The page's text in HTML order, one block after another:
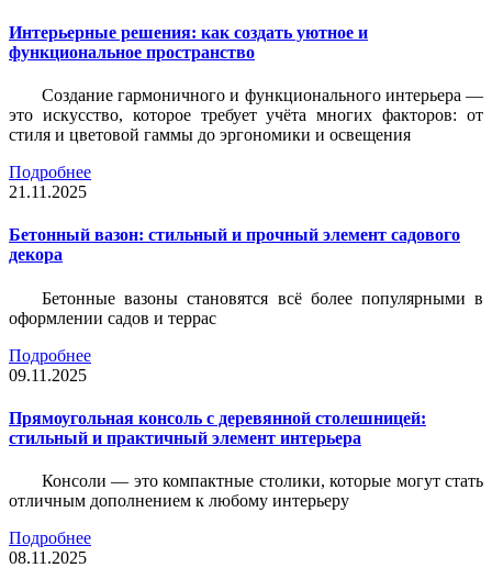
Интерьерные решения: как создать уютное и
функциональное пространство
Создание гармоничного и функционального интерьера —
это искусство, которое требует учёта многих факторов: от
стиля и цветовой гаммы до эргономики и освещения
Подробнее
21.11.2025
Бетонный вазон: стильный и прочный элемент садового
декора
Бетонные вазоны становятся всё более популярными в
оформлении садов и террас
Подробнее
09.11.2025
Прямоугольная консоль с деревянной столешницей:
стильный и практичный элемент интерьера
Консоли — это компактные столики, которые могут стать
отличным дополнением к любому интерьеру
Подробнее
08.11.2025